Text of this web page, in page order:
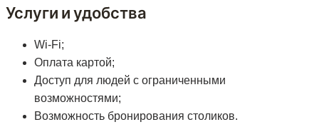
Услуги и удобства
Wi-Fi;
Оплата картой;
Доступ для людей с ограниченными
возможностями;
Возможность бронирования столиков.